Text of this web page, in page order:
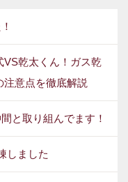
VS乾太くん！ガス乾
意点を徹底解説
と取り組んでます！
しました